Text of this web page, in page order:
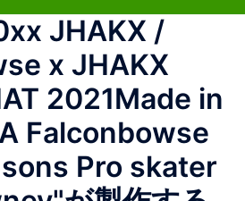
ル
ニ
ー
JHAKX /
x JHAKX
2021Made in
Falconbowse
Pro skater